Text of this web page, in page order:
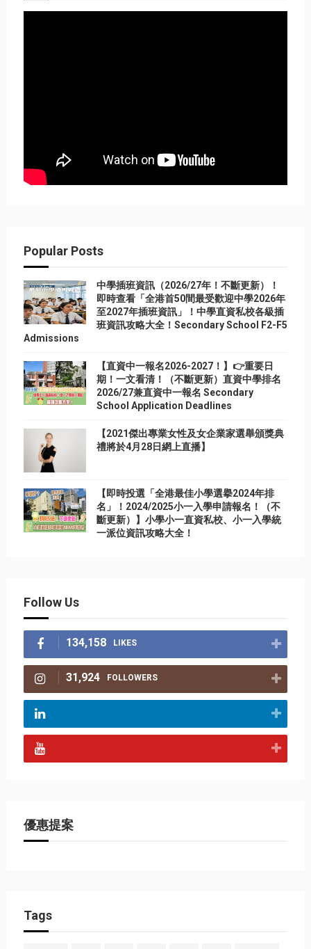
Popular Posts
中學插班資訊（2026/27年！不斷更新）！
即時查看「全港首50間最受歡迎中學2026年
至2027年插班資訊」！中學直資私校各級插
班資訊攻略大全！Secondary School F2-F5
Admissions
【直資中一報名2026-2027！】👉重要日
期！一文看清！（不斷更新）直資中學排名
2026/27兼直資中一報名 Secondary
School Application Deadlines
【2021傑出專業女性及女企業家選舉頒獎典
禮將於4月28日網上直播】
【即時投選「全港最佳小學選擧2024年排
名」！2024/2025小一入學申請報名！（不
斷更新）】小學小一直資私校、小一入學統
一派位資訊攻略大全！
Follow Us
134,158 LIKES
31,924 FOLLOWERS
優惠提案
Tags